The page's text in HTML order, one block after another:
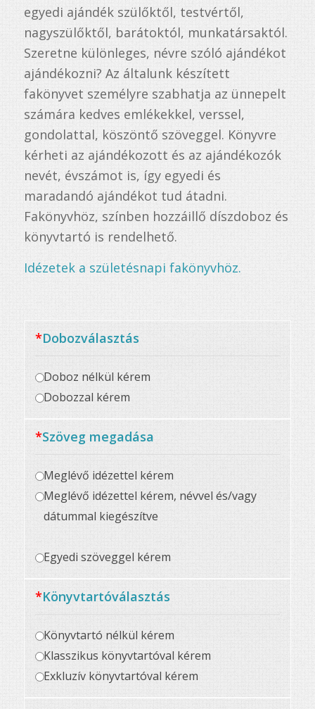
egyedi ajándék szülőktől, testvértől,
nagyszülőktől, barátoktól, munkatársaktól.
Szeretne különleges, névre szóló ajándékot
ajándékozni? Az általunk készített
fakönyvet személyre szabhatja az ünnepelt
számára kedves emlékekkel, verssel,
gondolattal, köszöntő szöveggel. Könyvre
kérheti az ajándékozott és az ajándékozók
nevét, évszámot is, így egyedi és
maradandó ajándékot tud átadni.
Fakönyvhöz, színben hozzáillő díszdoboz és
könyvtartó is rendelhető.
Idézetek a születésnapi fakönyvhöz.
*Dobozválasztás
Doboz nélkül kérem
Dobozzal kérem
*Szöveg megadása
Meglévő idézettel kérem
Meglévő idézettel kérem, névvel és/vagy
dátummal kiegészítve
Egyedi szöveggel kérem
*Könyvtartóválasztás
Könyvtartó nélkül kérem
Klasszikus könyvtartóval kérem
Exkluzív könyvtartóval kérem